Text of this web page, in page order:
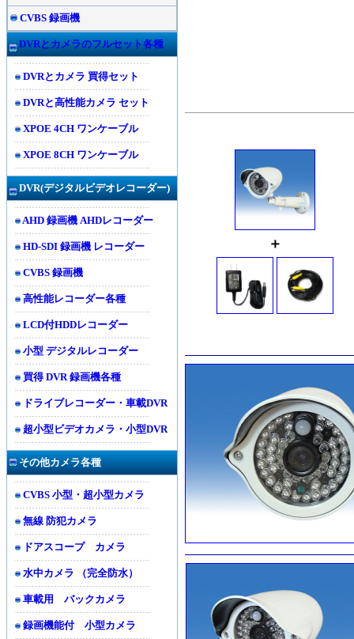
CVBS 録画機
DVRとカメラのフルセット各種
DVRとカメラ 買得セット
DVRと高性能カメラ セット
XPOE 4CH ワンケーブル
XPOE 8CH ワンケーブル
DVR(デジタルビデオレコーダー)
AHD 録画機 AHDレコーダー
HD-SDI 録画機 レコーダー
CVBS 録画機
高性能レコーダー各種
LCD付HDDレコーダー
小型 デジタルレコーダー
買得 DVR 録画機各種
ドライブレコーダー・車載DVR
超小型ビデオカメラ・小型DVR
その他カメラ各種
CVBS 小型・超小型カメラ
無線 防犯カメラ
ドアスコープ カメラ
水中カメラ （完全防水）
車載用 バックカメラ
録画機能付 小型カメラ
＋